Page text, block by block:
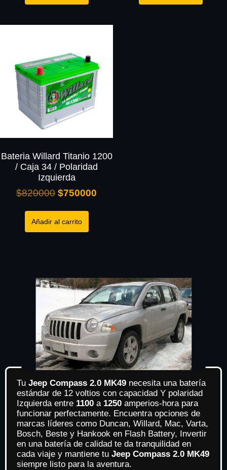
Bateria Willard Titanio 1200
/ Caja 34 / Polaridad
Izquierda
$820000 $750000
Añadir al carrito
Tu Jeep Compass 2.0 MK49 necesita una batería
estándar de 12 voltios con capacidad Y polaridad
Izquierda entre 1100 a 1250 amperios-hora para
funcionar perfectamente. Encuentra opciones de
marcas líderes como Duncan, Willard, Mac, Varta,
Bosch, Beste y Hankook en Flash Battery, Invertir
en una batería de calidad te da tranquilidad en
cada viaje y mantiene tu Jeep Compass 2.0 MK49
siempre listo para la aventura.